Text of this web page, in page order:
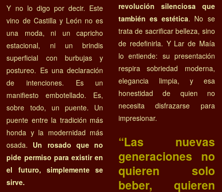
Y no lo digo por decir. Este
vino de Castilla y León no es
una moda, ni un capricho
estacional, ni un brindis
superficial con burbujas y
postureo. Es una declaración
de intenciones. Es un
manifiesto embotellado. Es,
sobre todo, un puente. Un
puente entre la tradición más
honda y la modernidad más
osada. Un rosado que no
pide permiso para existir en
el futuro, simplemente se
sirve.
revolución silenciosa que
también es estética. No se
trata de sacrificar belleza, sino
de redefinirla. Y Lar de Maía
lo entiende: su presentación
respira sobriedad moderna,
elegancia limpia, y esa
honestidad de quien no
necesita disfrazarse para
impresionar.
“Las nuevas
generaciones no
quieren solo
beber, quieren